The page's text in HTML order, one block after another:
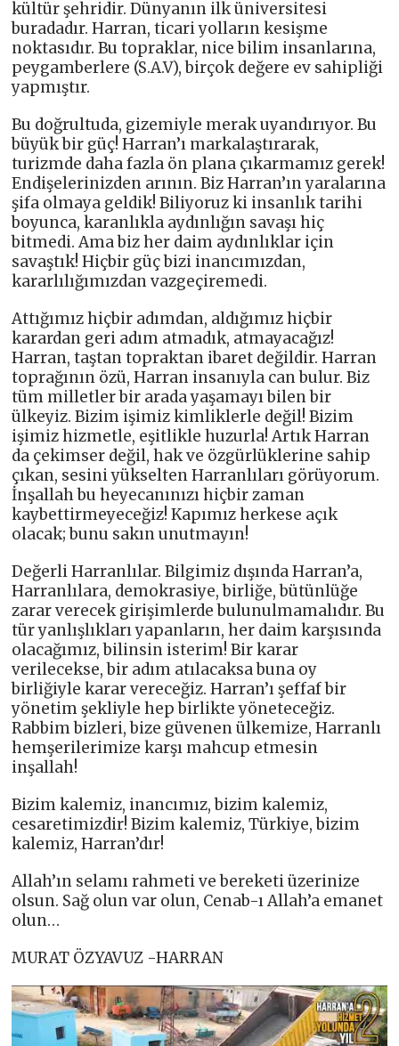
kültür şehridir. Dünyanın ilk üniversitesi
buradadır. Harran, ticari yolların kesişme
noktasıdır. Bu topraklar, nice bilim insanlarına,
peygamberlere (S.A.V), birçok değere ev sahipliği
yapmıştır.
Bu doğrultuda, gizemiyle merak uyandırıyor. Bu
büyük bir güç! Harran’ı markalaştırarak,
turizmde daha fazla ön plana çıkarmamız gerek!
Endişelerinizden arının. Biz Harran’ın yaralarına
şifa olmaya geldik! Biliyoruz ki insanlık tarihi
boyunca, karanlıkla aydınlığın savaşı hiç
bitmedi. Ama biz her daim aydınlıklar için
savaştık! Hiçbir güç bizi inancımızdan,
kararlılığımızdan vazgeçiremedi.
Attığımız hiçbir adımdan, aldığımız hiçbir
karardan geri adım atmadık, atmayacağız!
Harran, taştan topraktan ibaret değildir. Harran
toprağının özü, Harran insanıyla can bulur. Biz
tüm milletler bir arada yaşamayı bilen bir
ülkeyiz. Bizim işimiz kimliklerle değil! Bizim
işimiz hizmetle, eşitlikle huzurla! Artık Harran
da çekimser değil, hak ve özgürlüklerine sahip
çıkan, sesini yükselten Harranlıları görüyorum.
İnşallah bu heyecanınızı hiçbir zaman
kaybettirmeyeceğiz! Kapımız herkese açık
olacak; bunu sakın unutmayın!
Değerli Harranlılar. Bilgimiz dışında Harran’a,
Harranlılara, demokrasiye, birliğe, bütünlüğe
zarar verecek girişimlerde bulunulmamalıdır. Bu
tür yanlışlıkları yapanların, her daim karşısında
olacağımız, bilinsin isterim! Bir karar
verilecekse, bir adım atılacaksa buna oy
birliğiyle karar vereceğiz. Harran’ı şeffaf bir
yönetim şekliyle hep birlikte yöneteceğiz.
Rabbim bizleri, bize güvenen ülkemize, Harranlı
hemşerilerimize karşı mahcup etmesin
inşallah!
Bizim kalemiz, inancımız, bizim kalemiz,
cesaretimizdir! Bizim kalemiz, Türkiye, bizim
kalemiz, Harran’dır!
Allah’ın selamı rahmeti ve bereketi üzerinize
olsun. Sağ olun var olun, Cenab-ı Allah’a emanet
olun…
MURAT ÖZYAVUZ -HARRAN